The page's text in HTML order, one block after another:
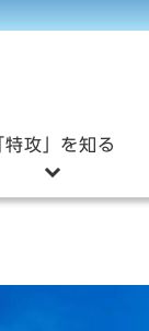
特攻」を知る